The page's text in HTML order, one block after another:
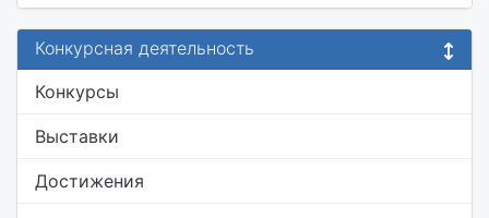
Конкурсная деятельность
Конкурсы
Выставки
Достижения